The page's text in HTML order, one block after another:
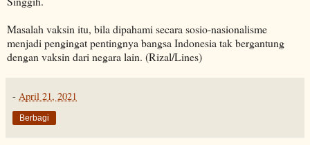
Masalah vaksin itu, bila dipahami secara sosio-nasionalisme
menjadi pengingat pentingnya bangsa Indonesia tak bergantung
dengan vaksin dari negara lain. (Rizal/Lines)
- April 21, 2021
Berbagi